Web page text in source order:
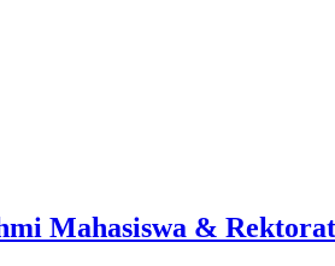
Mahasiswa &